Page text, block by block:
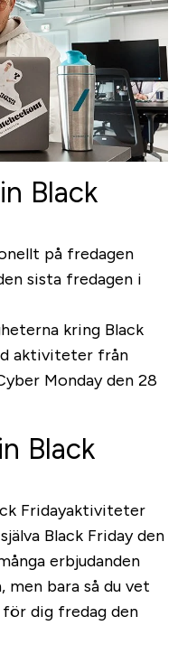
Black
på fredagen
sista fredagen i
kring Black
aktiviteter från
Monday den 28
Black
Fridayaktiviteter
Black Friday den
erbjudanden
men bara så du vet
för dig fredag den